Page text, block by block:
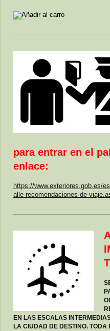
para entrar en el
enlace:
https://www.exteriores.gob.es/
alle-recomendaciones-de-
EN LAS ESCALAS
LA CIUDAD DE DESTINO.